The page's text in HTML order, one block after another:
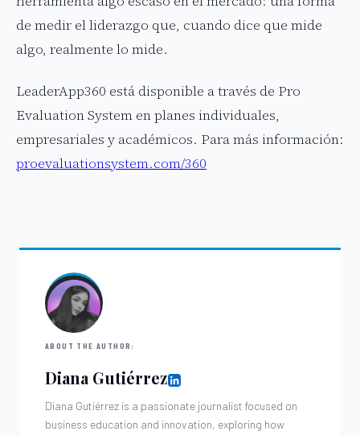
de medir el liderazgo que, cuando dice que mide
algo, realmente lo mide.
LeaderApp360 está disponible a través de Pro
Evaluation System en planes individuales,
empresariales y académicos. Para más información:
proevaluationsystem.com/360
ABOUT THE AUTHOR:
Diana Gutiérrez
Diana Gutiérrez is a passionate journalist focused on
business education and innovation, exploring how